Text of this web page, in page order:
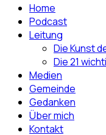
Home
Podcast
Leitung
Die Kunst
Die 21
Medien
Gemeinde
Gedanken
Über mich
Kontakt